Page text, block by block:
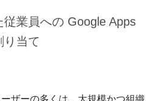
業員への Google Apps
り当て
ザーの多くは、大規模かつ組織